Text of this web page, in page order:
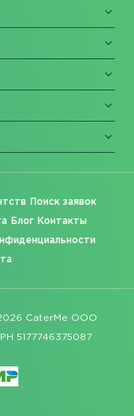
Поиск заявок
Блог Контакты
CaterMe ООО
5177746375087